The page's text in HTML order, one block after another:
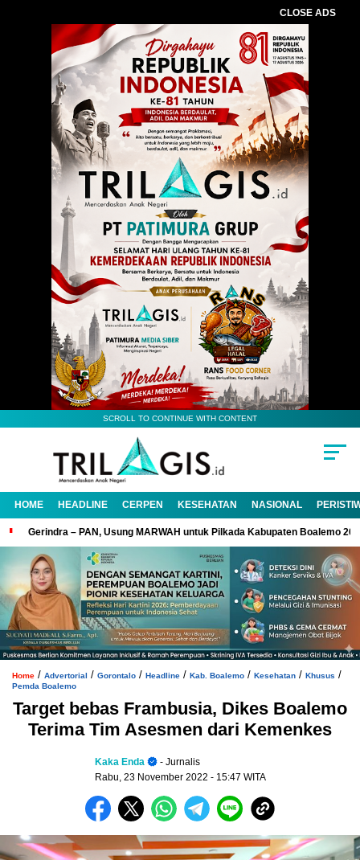
CLOSE ADS
SCROLL TO CONTINUE WITH CONTENT
HOME HEADLINE CERPEN KESEHATAN NASIONAL
Gerindra – PAN, Usung MARWAH untuk Pilkada Kabupaten Boalemo
Home / Advertorial / Gorontalo / Headline / Kab. Boalemo / Kesehatan / Khusus /
Pemda Boalemo
Target bebas Frambusia, Dikes Boalemo
Terima Tim Asesmen dari Kemenkes
Kaka Enda
- Jurnalis
Rabu, 23 November 2022 - 15:47 WITA